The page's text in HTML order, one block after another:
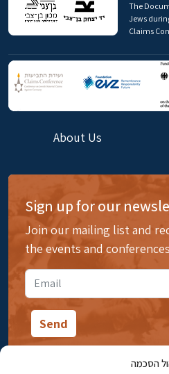
הסכמה
The
Jews
Claims
About Us
Sign up for our
Join our mailing list and
the events and